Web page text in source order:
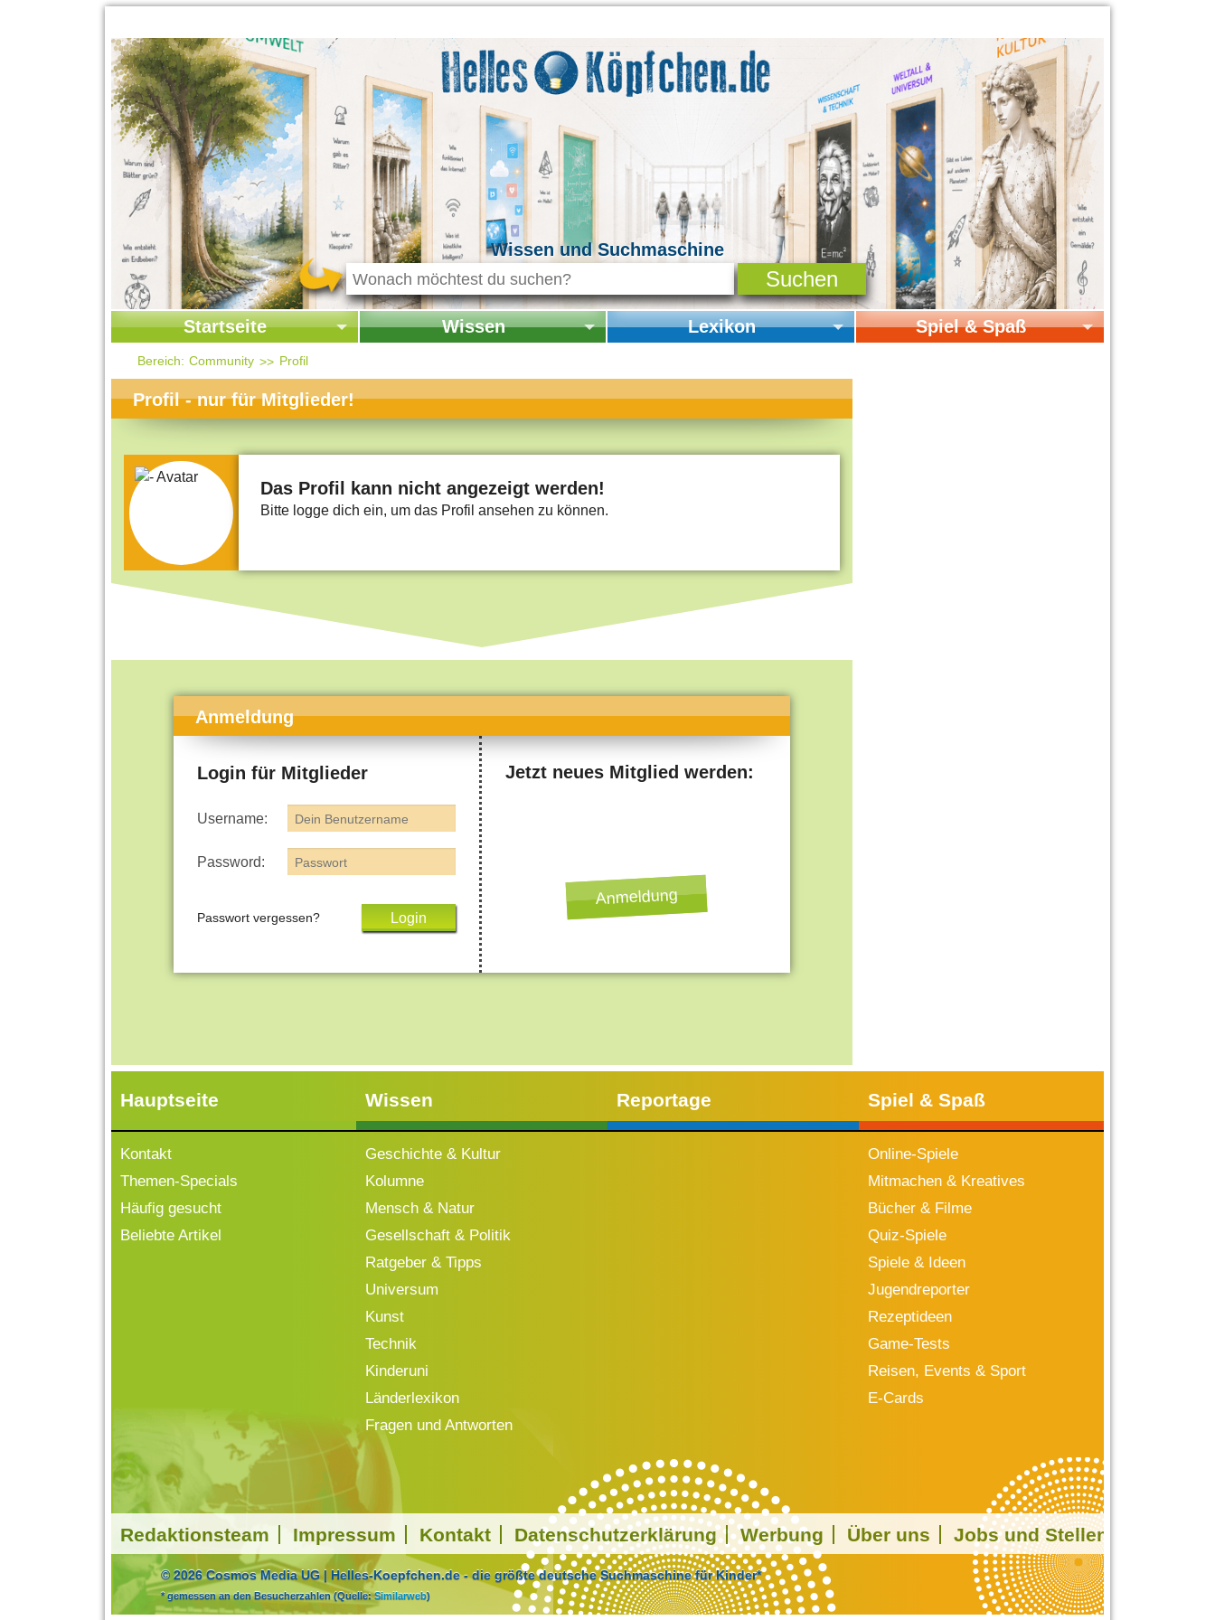
Wissen und Suchmaschine
Startseite
Startseite
Kontakt
Themen-Specials
Häufig gesucht
Beliebte Artikel
Wissen
Kolumne
Mensch & Natur
Gesellschaft & Politik
Ratgeber & Tipps
Kunst
Kinderuni
Lexikon Spiel & Spaß
Bereich: Community Profil
Profil - nur für Mitglieder!
Das Profil kann nicht angezeigt werden!
Bitte logge dich ein, um das Profil ansehen zu können.
Anmeldung
Login für Mitglieder
Username:
Password:
Passwort vergessen?
Jetzt neues Mitglied werden:
Anmeldung
Hauptseite
Kontakt
Themen-Specials
Häufig gesucht
Beliebte Artikel
Wissen
Geschichte & Kultur
Kolumne
Mensch & Natur
Gesellschaft & Politik
Ratgeber & Tipps
Universum
Kunst
Technik
Kinderuni
Länderlexikon
Fragen und Antworten
Reportage Spiel & Spaß
Online-Spiele
Mitmachen & Kreatives
Bücher & Filme
Quiz-Spiele
Spiele & Ideen
Jugendreporter
Rezeptideen
Game-Tests
Reisen, Events & Sport
E-Cards
Redaktionsteam Impressum Kontakt Datenschutzerklärung Werbung Über uns Jobs und Stellen
© 2026 Cosmos Media UG | Helles-Koepfchen.de - die größte deutsche Suchmaschine für Kinder*
* gemessen an den Besucherzahlen (Quelle:Similarweb)